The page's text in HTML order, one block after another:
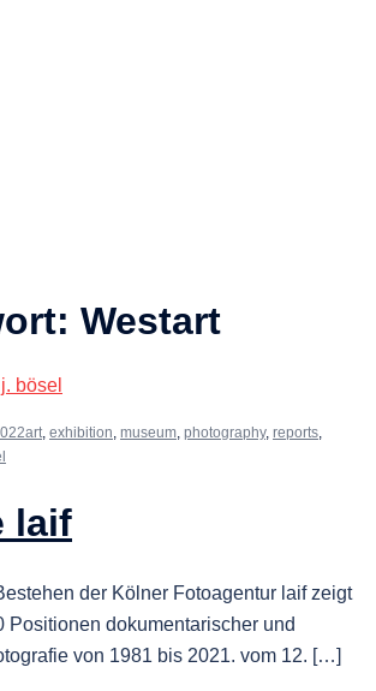
Westart
art, exhibition, museum, photography, reports,
laif
der Kölner Fotoagentur laif zeigt
Positionen dokumentarischer und
von 1981 bis 2021. vom 12. […]